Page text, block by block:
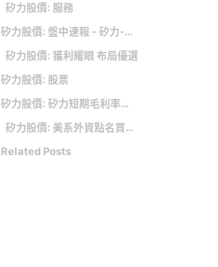
矽力股價: 服務
矽力股價: 盤中速報 - 矽力-KY( 股價大漲至498.0元，漲幅達7.1%
矽力股價: 獲利耀眼 布局優選
矽力股價: 股票
矽力股價: 矽力短期毛利率有壓 今年營收增長恐難達標
矽力股價: 美系外資點名買進4檔個股 半導體首選台積電、聯發科
Related Posts